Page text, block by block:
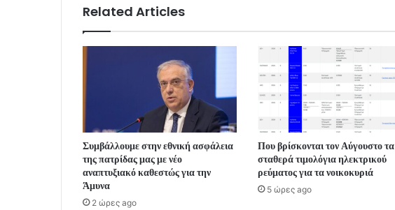
Related Articles
Συμβάλλουμε στην εθνική ασφάλεια
της πατρίδας μας με νέο
αναπτυξιακό καθεστώς για την
Άμυνα
2 ώρες ago
Που βρίσκονται τον Αύγουστο τα
σταθερά τιμολόγια ηλεκτρικού
ρεύματος για τα νοικοκυριά
5 ώρες ago